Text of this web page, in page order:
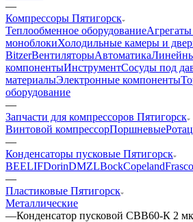
—
Компрессоры Пятигорск
Теплообменное оборудование
моноблокиХолодильные камеры и
BitzerВентиляторыАвтоматика
компонентыИнструментСосуды под
материалыЭлектронные компоненты
оборудование
—
Запчасти для компрессоров Пятигорск
Винтовой компрессорПоршневые
—
Конденсаторы пусковые Пятигорск
BEELIFDorinDMZLBockCopeland
—
Пластиковые Пятигорск
Металлические
—Конденсатор пусковой СВВ60-К 2